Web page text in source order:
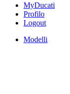
MyDucati
Profilo
Logout
Modelli